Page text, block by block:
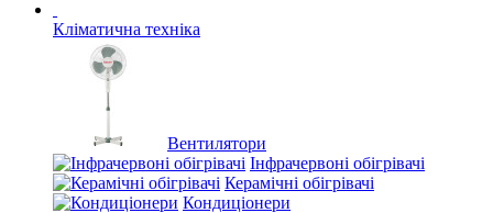
Кліматична техніка
Вентилятори
Інфрачервоні обігрівачі
Керамічні обігрівачі
Кондиціонери